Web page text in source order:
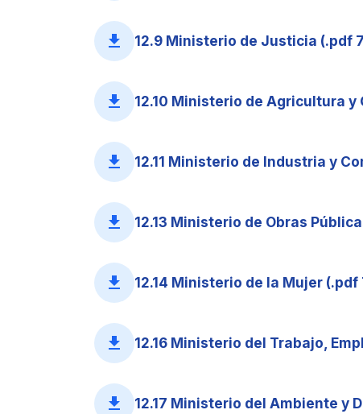
file_download 12.9 Ministerio de Justicia (.pdf
file_download 12.10 Ministerio de Agricultura y
file_download 12.11 Ministerio de Industria y
file_download 12.13 Ministerio de Obras
file_download 12.14 Ministerio de la Mujer (.pdf
file_download 12.16 Ministerio del Trabajo,
file_download 12.17 Ministerio del Ambiente y